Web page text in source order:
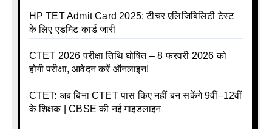
HP TET Admit Card 2025: टीचर एलिजिबिलिटी टेस्ट
के लिए एडमिट कार्ड जारी
CTET 2026 परीक्षा तिथि घोषित – 8 फरवरी 2026 को
होगी परीक्षा, आवेदन करें ऑनलाइन!
CTET: अब बिना CTET पास किए नहीं बन सकेंगे 9वीं–12वीं
के शिक्षक | CBSE की नई गाइडलाइन